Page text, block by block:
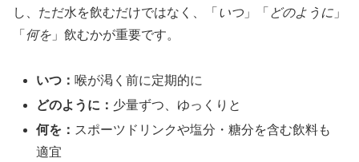
し、ただ水を飲むだけではなく、「 いつ 」「 どのように 」
「 何を 」飲むかが重要です。
いつ： 喉が渇く前に定期的に
どのように： 少量ずつ、ゆっくりと
何を： スポーツドリンクや塩分・糖分を含む飲料も
適宜